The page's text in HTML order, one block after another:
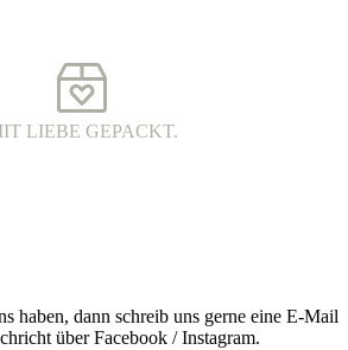
LIEBE GEPACKT.
haben, dann schreib uns gerne eine E-Mail
über Facebook / Instagram.